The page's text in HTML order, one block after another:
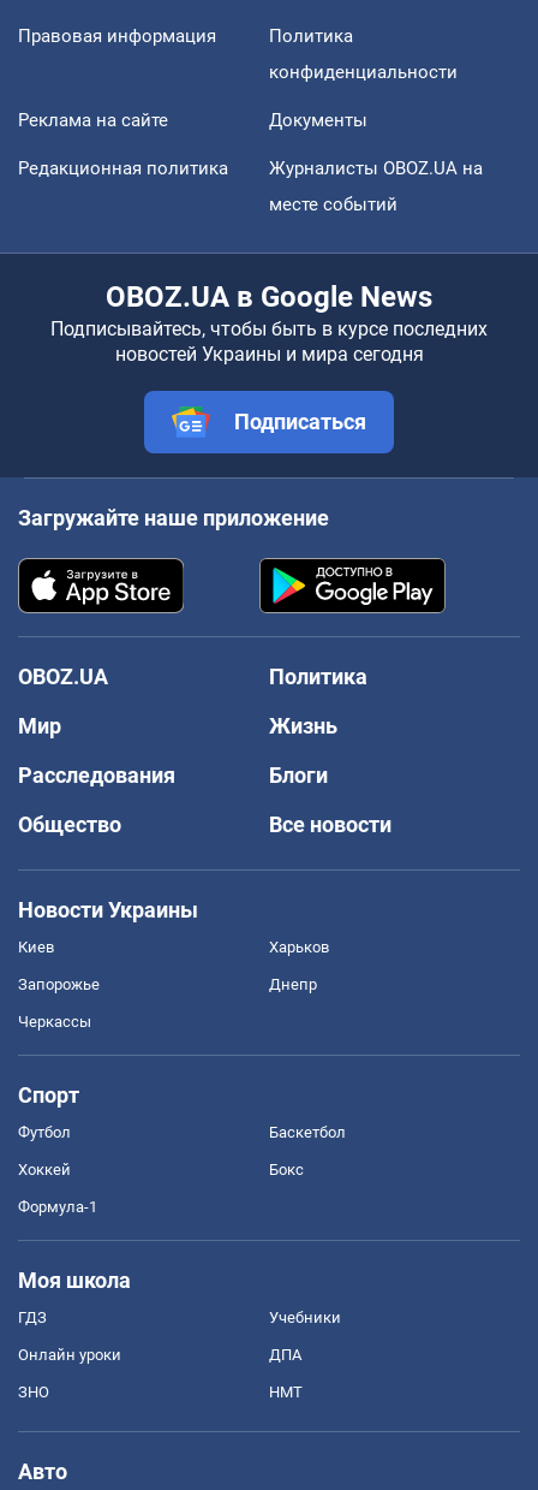
Правовая информация
Политика
конфиденциальности
Реклама на сайте Документы
Редакционная политика
Журналисты OBOZ.UA на
месте событий
OBOZ.UA в Google News
Подписывайтесь, чтобы быть в курсе последних
новостей Украины и мира сегодня
Подписаться
Загружайте наше приложение
OBOZ.UA
Политика
Мир
Жизнь
Расследования
Блоги
Общество
Все новости
Новости Украины
Киев Харьков
Запорожье Днепр
Черкассы
Спорт
Футбол Баскетбол
Хоккей Бокс
Формула-1
Моя школа
ГДЗ Учебники
Онлайн уроки ДПА
ЗНО НМТ
Авто